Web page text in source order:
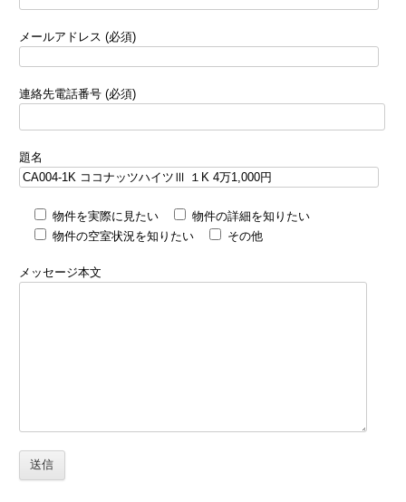
メールアドレス (必須)
連絡先電話番号 (必須)
題名
物件を実際に見たい
物件の詳細を知りたい
物件の空室状況を知りたい
その他
メッセージ本文